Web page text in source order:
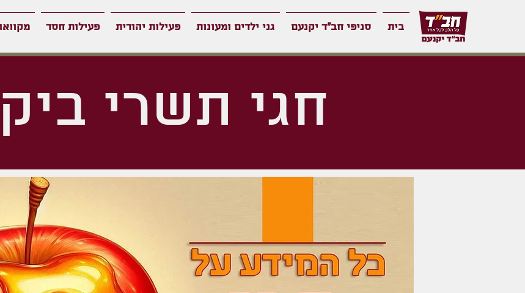
בית סניפי חב"ד יקנעם גני ילדים ומעונות פעילות יהודית פעילות חסד
חגי תשרי